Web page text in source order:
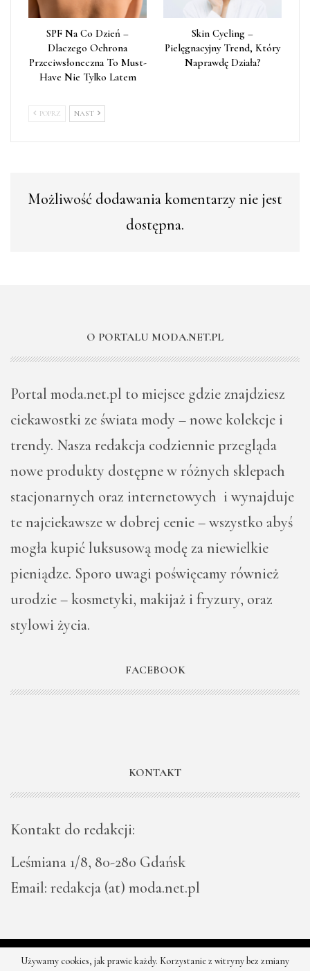
SPF Na Co Dzień –
Dlaczego Ochrona
Przeciwsłoneczna To Must-
Have Nie Tylko Latem
Skin Cycling –
Pielęgnacyjny Trend, Który
Naprawdę Działa?
POPRZ NAST
Możliwość dodawania komentarzy nie jest
dostępna.
O PORTALU MODA.NET.PL
Portal moda.net.pl to miejsce gdzie znajdziesz
ciekawostki ze świata mody – nowe kolekcje i
trendy. Nasza redakcja codziennie przegląda
nowe produkty dostępne w różnych sklepach
stacjonarnych oraz internetowych i wynajduje
te najciekawsze w dobrej cenie – wszystko abyś
mogła kupić luksusową modę za niewielkie
pieniądze. Sporo uwagi poświęcamy również
urodzie – kosmetyki, makijaż i fryzury, oraz
stylowi życia.
FACEBOOK
KONTAKT
Kontakt do redakcji:
Leśmiana 1/8, 80-280 Gdańsk
Email: redakcja (at) moda.net.pl
Używamy cookies, jak prawie każdy. Korzystanie z witryny bez zmiany